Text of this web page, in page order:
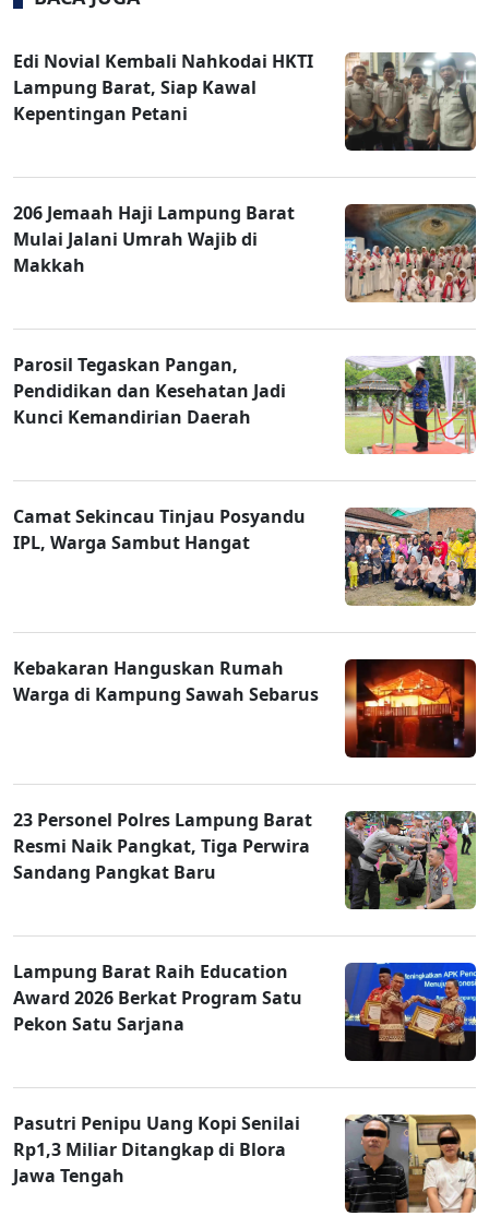
Edi Novial Kembali Nahkodai HKTI
Lampung Barat, Siap Kawal
Kepentingan Petani
206 Jemaah Haji Lampung Barat
Mulai Jalani Umrah Wajib di
Makkah
Parosil Tegaskan Pangan,
Pendidikan dan Kesehatan Jadi
Kunci Kemandirian Daerah
Camat Sekincau Tinjau Posyandu
IPL, Warga Sambut Hangat
Kebakaran Hanguskan Rumah
Warga di Kampung Sawah Sebarus
23 Personel Polres Lampung Barat
Resmi Naik Pangkat, Tiga Perwira
Sandang Pangkat Baru
Lampung Barat Raih Education
Award 2026 Berkat Program Satu
Pekon Satu Sarjana
Pasutri Penipu Uang Kopi Senilai
Rp1,3 Miliar Ditangkap di Blora
Jawa Tengah